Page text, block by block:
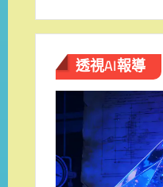
透視AI報導